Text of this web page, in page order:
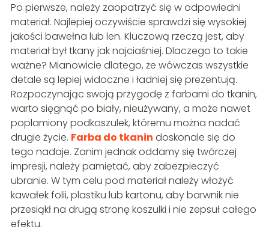
Po pierwsze, należy zaopatrzyć się w odpowiedni
materiał. Najlepiej oczywiście sprawdzi się wysokiej
jakości bawełna lub len. Kluczową rzeczą jest, aby
materiał był tkany jak najciaśniej. Dlaczego to takie
ważne? Mianowicie dlatego, że wówczas wszystkie
detale są lepiej widoczne i ładniej się prezentują.
Rozpoczynając swoją przygodę z farbami do tkanin,
warto sięgnąć po biały, nieużywany, a może nawet
poplamiony podkoszulek, któremu można nadać
drugie życie. Farba do tkanin doskonale się do
tego nadaje. Zanim jednak oddamy się twórczej
impresji, należy pamiętać, aby zabezpieczyć
ubranie. W tym celu pod materiał należy włożyć
kawałek folii, plastiku lub kartonu, aby barwnik nie
przesiąkł na drugą stronę koszulki i nie zepsuł całego
efektu.